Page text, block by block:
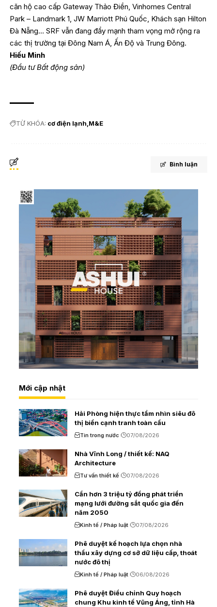
căn hộ cao cấp Gateway Thảo Điền, Vinhomes Central
Park – Landmark 1, JW Marriott Phú Quốc, Khách sạn Hilton
Đà Nẵng… SRF vẫn đang đẩy mạnh tham vọng mở rộng ra
các thị trường tại Đông Nam Á, Ấn Độ và Trung Đông.
Hiếu Minh
(Đầu tư Bất động sản)
TỪ KHÓA: cơ điện lạnh M&E
Bình luận
Mới cập nhật
Hải Phòng hiện thực tầm nhìn siêu đô
thị biển cạnh tranh toàn cầu
Tin trong nước 07/08/2026
Nhà Vĩnh Long / thiết kế: NAQ
Architecture
Tư vấn thiết kế 07/08/2026
Cần hơn 3 triệu tỷ đồng phát triển
mạng lưới đường sắt quốc gia đến
năm 2050
Kinh tế / Pháp luật 07/08/2026
Phê duyệt kế hoạch lựa chọn nhà
thầu xây dựng cơ sở dữ liệu cấp, thoát
nước đô thị
Kinh tế / Pháp luật 06/08/2026
Phê duyệt Điều chỉnh Quy hoạch
chung Khu kinh tế Vũng Áng, tỉnh Hà